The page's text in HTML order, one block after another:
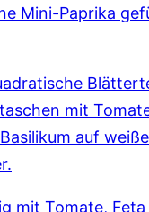
Mini-Paprika
mit Tomate, Feta